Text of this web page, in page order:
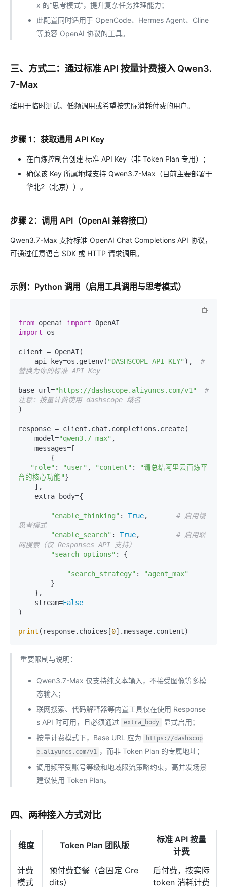
x 的“思考模式”，提升复杂任务推理能力；
此配置同时适用于 OpenCode、Hermes Agent、Cline
等兼容 OpenAI 协议的工具。
三、方式二：通过标准 API 按量计费接入 Qwen3.
7-Max
适用于临时测试、低频调用或希望按实际消耗付费的用户。
步骤 1：获取通用 API Key
在百炼控制台创建 标准 API Key（非 Token Plan 专用）；
确保该 Key 所属地域支持 Qwen3.7-Max（目前主要部署于
华北2（北京））。
步骤 2：调用 API（OpenAI 兼容接口）
Qwen3.7-Max 支持标准 OpenAI Chat Completions API 协议，
可通过任意语言 SDK 或 HTTP 请求调用。
示例：Python 调用（启用工具调用与思考模式）
from openai import
import os
client = OpenAI(
    api_key=os.getenv(
"DASHSCOPE_API_KEY" ), #
替换为你的标准 API Key
base_url="https://dashscope.aliyuncs.com/v1"
#
注意：按量计费使用 dashscope 域名
)
response = client.chat.completions.create(
    model=
"qwen3.7-max" ,
"role" : "user" , "content" :
"请总结阿里云百炼平
台的核心功能"}
"enable_thinking" : True, # 启用慢
思考模式
"enable_search" : True, # 启用联
网搜索（仅 Responses API 支持）
"search_options" : {
"search_strategy" :
"agent_max"
    stream=
False
)
print (response.choices[0
重要限制与说明：
Qwen3.7-Max 仅支持纯文本输入，不接受图像等多模
态输入；
联网搜索、代码解释器等内置工具仅在使用 Response
s API 时可用，且必须通过
extra_body
显式启用；
按量计费模式下，Base URL 应为
https://dashscop
e.aliyuncs.com/v1 ，而非 Token Plan 的专属地址；
调用频率受账号等级和地域限流策略约束，高并发场景
建议使用 Token Plan。
四、两种接入方式对比
维度 Token Plan 团队版
标准 API 按量
计费
计费
模式
预付费套餐（含固定 Cre
dits）
后付费，按实际
token 消耗计费